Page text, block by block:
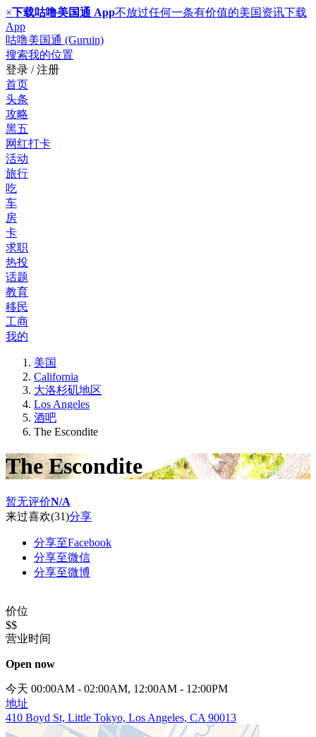
×下载咕噜美国通 App不放过任何一条有价值的美国资讯下载
App
咕噜美国通 (Guruin)
搜索我的位置
登录 / 注册
首页
头条
攻略
黑五
网红打卡
活动
旅行
吃
车
房
卡
求职
热投
话题
教育
移民
工商
我的
美国
California
大洛杉矶地区
Los Angeles
酒吧
The Escondite
The Escondite
暂无评价N/A
来过喜欢(31)分享
分享至Facebook
分享至微信
分享至微博
价位
$$
营业时间
Open now
今天 00:00AM - 02:00AM, 12:00AM - 12:00PM
地址
410 Boyd St, Little Tokyo, Los Angeles, CA 90013